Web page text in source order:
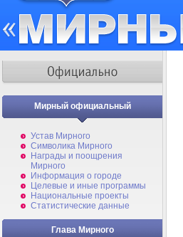
Мирный официальный
Устав Мирного
Символика Мирного
Награды и поощрения
Мирного
Информация о городе
Целевые и иные программы
Национальные проекты
Статистические данные
Глава Мирного